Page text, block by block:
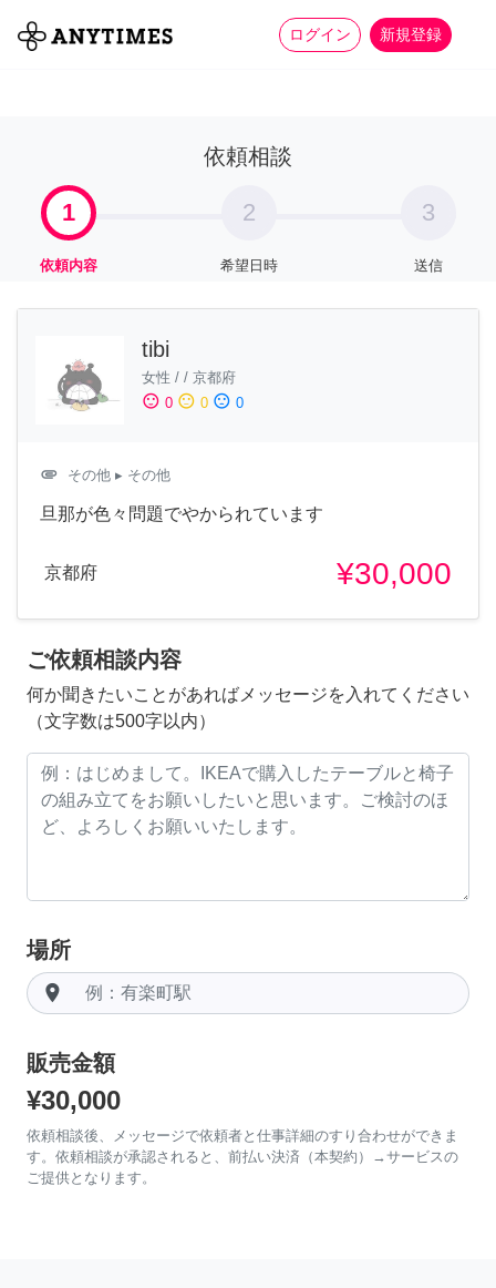
ログイン 新規登録
全て 家事 more_horiz
依頼相談
1
依頼内容
2
希望日時
3
送信
tibi
女性 / / 京都府
sentiment_satisfied 0 sentiment_neutral 0 sentiment_dissatisfied 0
attachment その他 ▸ その他
旦那が色々問題でやかられています
京都府 ¥30,000
ご依頼相談内容
何か聞きたいことがあればメッセージを入れてください
（文字数は500字以内）
場所
room
販売金額
¥30,000
依頼相談後、メッセージで依頼者と仕事詳細のすり合わせができま
す。依頼相談が承認されると、前払い決済（本契約）→サービスの
ご提供となります。